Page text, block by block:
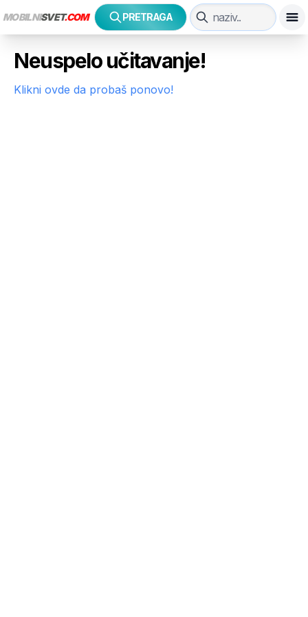
MOBILNISVET.COM PRETRAGA
Neuspelo učitavanje!
Klikni ovde da probaš ponovo!